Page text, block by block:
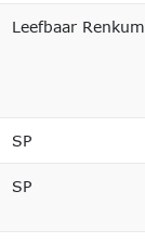
Leefbaar Renkum
SP
SP